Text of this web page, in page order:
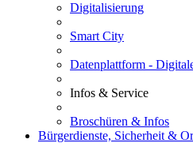
Digitalisierung
Smart City
Datenplattform -
Infos & Service
Broschüren & Infos
Bürgerdienste, Sicherheit &